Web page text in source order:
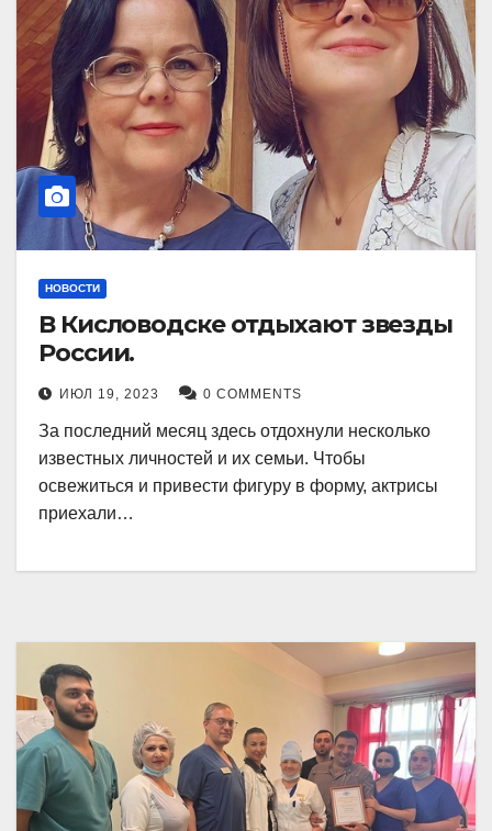
НОВОСТИ
В Кисловодске отдыхают звезды
России.
ИЮЛ 19, 2023 0 COMMENTS
За последний месяц здесь отдохнули несколько
известных личностей и их семьи. Чтобы
освежиться и привести фигуру в форму, актрисы
приехали…